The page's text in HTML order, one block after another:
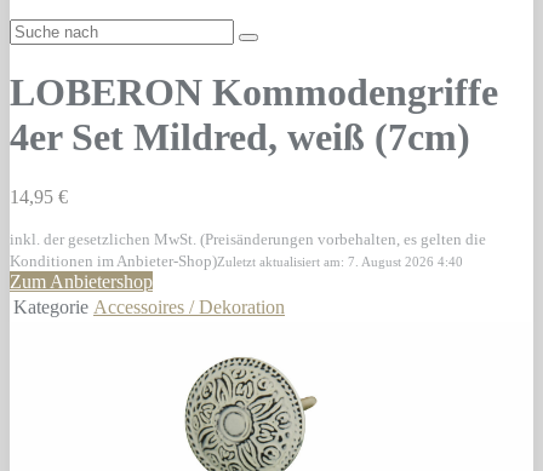
LOBERON Kommodengriffe
4er Set Mildred, weiß (7cm)
14,95 €
inkl. der gesetzlichen MwSt. (Preisänderungen vorbehalten, es gelten die
Konditionen im Anbieter-Shop)Zuletzt aktualisiert am: 7. August 2026 4:40
Zum Anbietershop
Kategorie Accessoires / Dekoration